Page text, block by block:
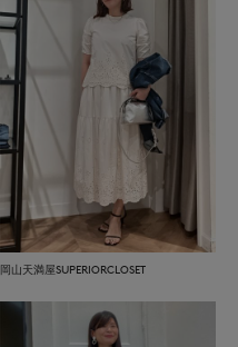
岡山天満屋SUPERIORCLOSET